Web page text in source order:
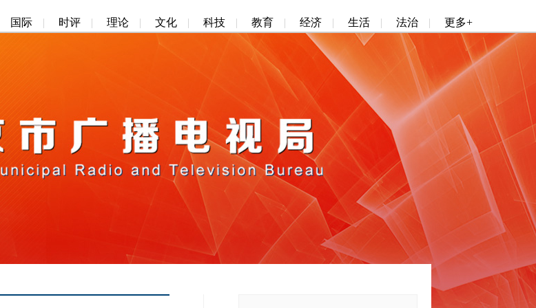
国际 | 时评 | 理论 | 文化 | 科技 | 教育 | 经济 | 生活 | 法治 | 更多+